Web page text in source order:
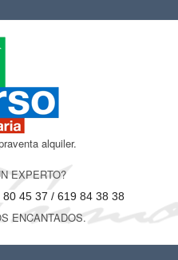
alquiler.
EXPERTO?
80 45 37 / 619 84 38 38
ENCANTADOS.